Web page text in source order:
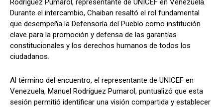
Rodríguez Pumarol, representante de UNICEF en Venezuela.
Durante el intercambio, Chaiban resaltó el rol fundamental
que desempeña la Defensoría del Pueblo como institución
clave para la promoción y defensa de las garantías
constitucionales y los derechos humanos de todos los
ciudadanos.
Al término del encuentro, el representante de UNICEF en
Venezuela, Manuel Rodríguez Pumarol, puntualizó que esta
sesión permitió identificar una visión compartida y establecer